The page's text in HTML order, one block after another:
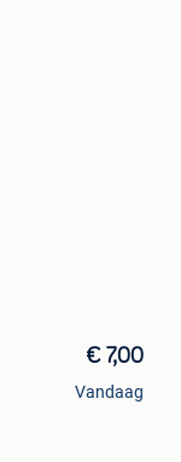
€ 7,00
Vandaag